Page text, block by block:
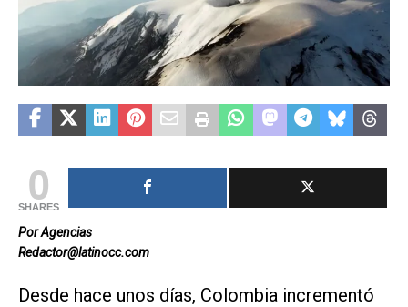
0
SHARES
Por Agencias
Redactor@latinocc.com
Desde hace unos días, Colombia incrementó